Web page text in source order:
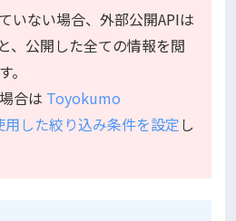
いない場合、外部公開APIは
、公開した全ての情報を閲
。
合は Toyokumo
した絞り込み条件を設定し